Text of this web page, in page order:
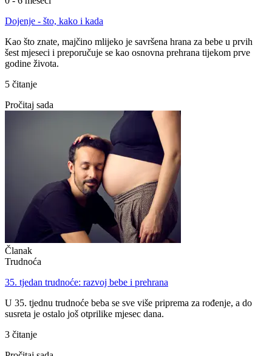
Dojenje - što, kako i kada
Kao što znate, majčino mlijeko je savršena hrana za bebe u prvih
šest mjeseci i preporučuje se kao osnovna prehrana tijekom prve
godine života.
5 čitanje
Pročitaj sada
Članak
Trudnoća
35. tjedan trudnoće: razvoj bebe i prehrana
U 35. tjednu trudnoće beba se sve više priprema za rođenje, a do
susreta je ostalo još otprilike mjesec dana.
3 čitanje